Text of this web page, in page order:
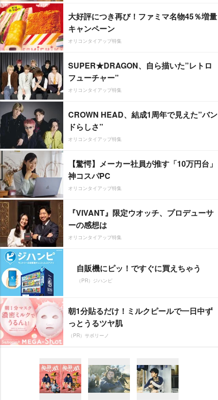
大好評につき再び！ファミマ名物45％増量
キャンペーン
オリコンタイアップ特集
SUPER★DRAGON、自ら描いた”レトロ
フューチャー”
オリコンタイアップ特集
CROWN HEAD、結成1周年で見えた”バン
ドらしさ”
オリコンタイアップ特集
【驚愕】メーカー社員が推す「10万円台」
神コスパPC
オリコンタイアップ特集
『VIVANT』限定ウオッチ、プロデューサ
ーの感想は
オリコンタイアップ特集
自販機にピッ！ですぐに買えちゃう
（PR）ジハンピ
朝1分貼るだけ！ミルクピールで一日中ず
っとうるツヤ肌
（PR）サボリーノ